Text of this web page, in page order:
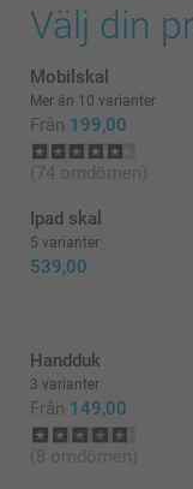
Välj din
Mobilskal
Mer än 10 varianter
Från 199,00
(74 omdömen)
Ipad skal
5 varianter
539,00
Handduk
3 varianter
Från 149,00
(8 omdömen)